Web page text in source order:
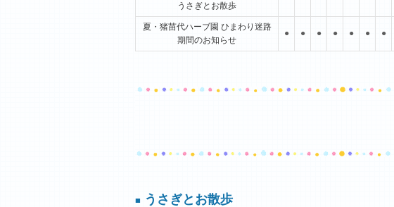
うさぎとお散歩
夏・猪苗代ハーブ園 ひまわり迷路
期間のお知らせ
● ● ● ● ● ● ●
■ うさぎとお散歩